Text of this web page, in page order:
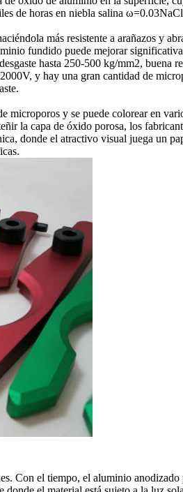
de horas en niebla salina ω=0.03NaCl
más resistente a arañazos y
fundido puede mejorar
hasta 250-500 kg/mm2,
y hay una gran cantidad de
y se puede colorear en
la capa de óxido porosa, los
donde el atractivo visual juega un
Con el tiempo, el aluminio